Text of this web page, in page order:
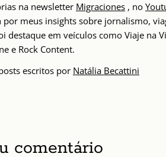
na newsletter Migraciones , no
por meus insights sobre jornalismo,
destaque em veículos como Viaje na
e Rock Content.
escritos por Natália Becattini
comentário